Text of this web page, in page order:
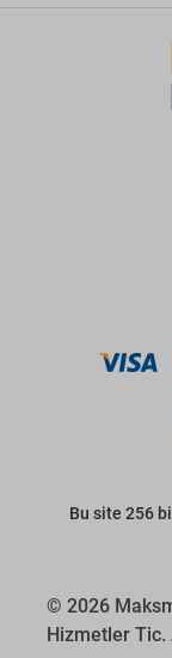
Bu site 256
© 2026
Hizmetler Tic.